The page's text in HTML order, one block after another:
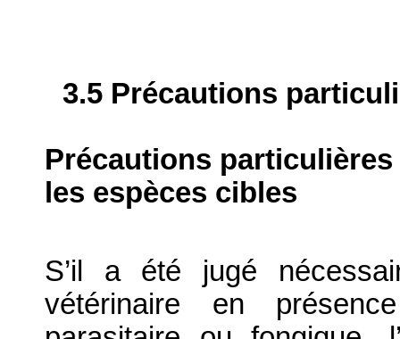
3.5 Précautions
Précautions
les espèces cibles
S’il a été jugé
vétérinaire en